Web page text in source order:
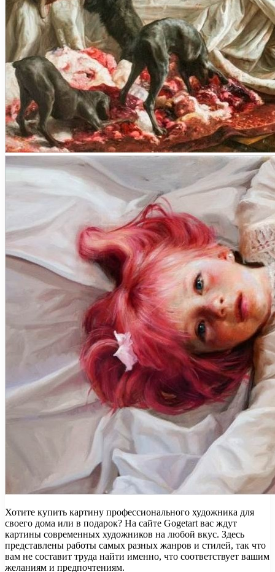
Хотите купить картину профессионального художника для
своего дома или в подарок? На сайте Gogetart вас ждут
картины современных художников на любой вкус. Здесь
представлены работы самых разных жанров и стилей, так что
вам не составит труда найти именно, что соответствует вашим
желаниям и предпочтениям.